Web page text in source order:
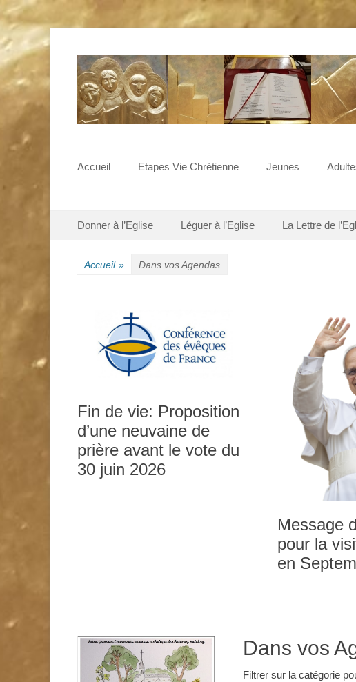
Menu principal
Accueil Etapes Vie Chrétienne Jeunes
Menu secondaire
Donner à l’Eglise Léguer à l’Eglise La Lettre de
Accueil » Dans vos Agendas
Fin de vie: Proposition
d’une neuvaine de
prière avant le vote du
30 juin 2026
Message
pour la
en
Dans vos
Filtrer sur la catégorie